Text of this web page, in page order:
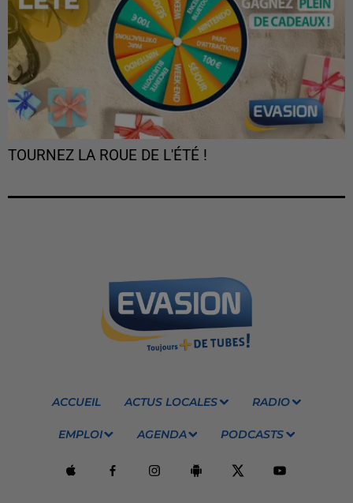
TOURNEZ LA ROUE DE L'ÉTÉ !
ACCUEIL ACTUS LOCALES RADIO
EMPLOI AGENDA PODCASTS